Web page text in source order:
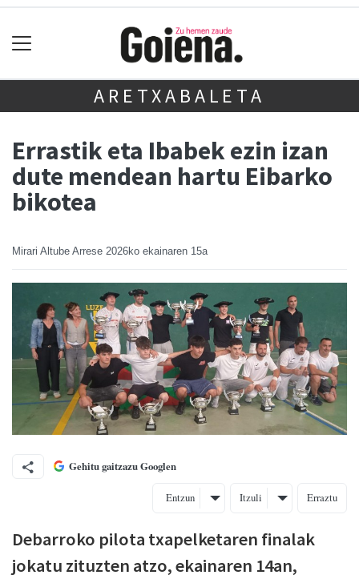
ARETXABALETA
Errastik eta Ibabek ezin izan
dute mendean hartu Eibarko
bikotea
Mirari Altube Arrese 2026ko ekainaren 15a
Gehitu gaitzazu Googlen
Entzun Itzuli Erraztu
Debarroko pilota txapelketaren finalak
jokatu zituzten atzo, ekainaren 14an,